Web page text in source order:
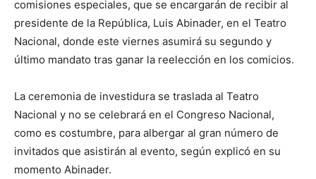
comisiones especiales, que se encargarán de recibir al
presidente de la República, Luis Abinader, en el Teatro
Nacional, donde este viernes asumirá su segundo y
último mandato tras ganar la reelección en los comicios.
La ceremonia de investidura se traslada al Teatro
Nacional y no se celebrará en el Congreso Nacional,
como es costumbre, para albergar al gran número de
invitados que asistirán al evento, según explicó en su
momento Abinader.